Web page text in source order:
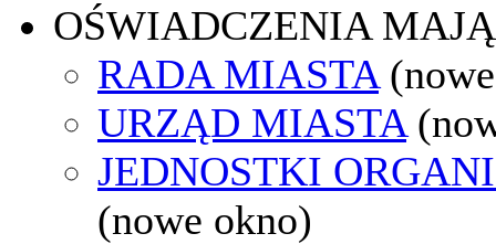
OŚWIADCZENIA
RADA MIASTA
URZĄD MIASTA
JEDNOSTKI
(nowe okno)